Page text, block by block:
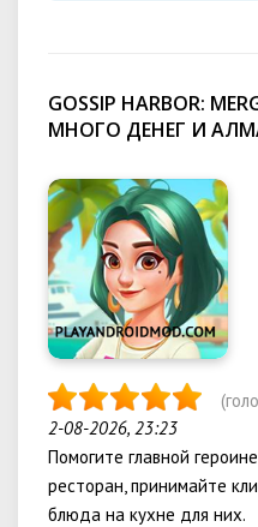
GOSSIP HARBOR:
МНОГО ДЕНЕГ И
2-08-2026, 23:23
Помогите главной
ресторан, принимайте
блюда на кухне для них.